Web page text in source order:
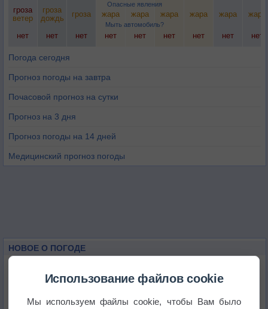
Опасные явления
Мыть автомобиль?
гроза
ветер
гроза
дождь
гроза жара жара жара жара жара жара
нет нет нет нет нет нет нет нет нет
Погода сегодня
Прогноз погоды на завтра
Почасовой прогноз на сутки
Прогноз на 3 дня
Прогноз погоды на 14 дней
Медицинский прогноз погоды
НОВОЕ О ПОГОДЕ
Приложение построит маршрут через тень
Использование файлов cookie
Мы используем файлы cookie, чтобы Вам было